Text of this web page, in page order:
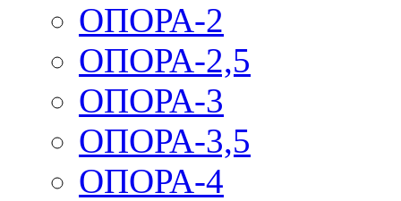
ОПОРА-2
ОПОРА-2,5
ОПОРА-3
ОПОРА-3,5
ОПОРА-4